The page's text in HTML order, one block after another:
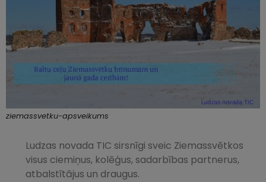
ziemassvetku-apsveikums
Ludzas novada TIC sirsnīgi sveic Ziemassvētkos
visus ciemiņus, kolēģus, sadarbības partnerus,
atbalstītājus un draugus.